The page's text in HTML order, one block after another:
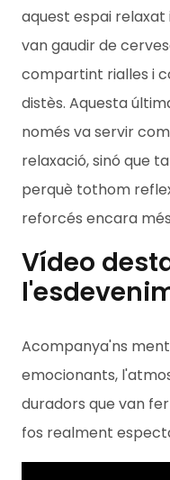
aquest espai
van gaudir de
compartint rialles i
distès. Aquesta
només va servir
relaxació, sinó que
perquè tothom
reforcés encara
Vídeo
Acompanya'ns
emocionants,
duradors que van
fos realment